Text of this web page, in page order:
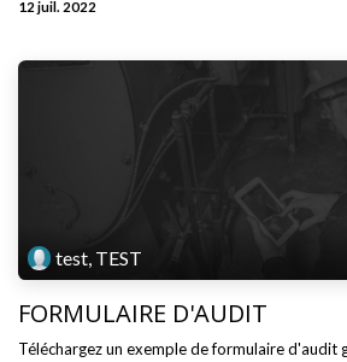
12 juil. 2022
test, TEST
FORMULAIRE D'AUDIT
Téléchargez un exemple de formulaire d'audit